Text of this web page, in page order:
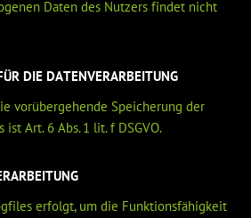
Daten des Nutzers findet nicht
DIE DATENVERARBEITUNG
vorübergehende Speicherung der
Art. 6 Abs. 1 lit. f DSGVO.
erfolgt, um die Funktionsfähigkeit